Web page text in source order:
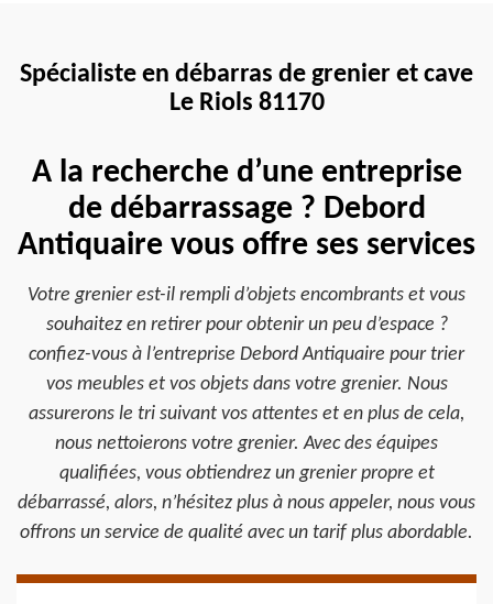
Spécialiste en débarras de grenier et cave
Le Riols 81170
A la recherche d’une entreprise
de débarrassage ? Debord
Antiquaire vous offre ses services
Votre grenier est-il rempli d’objets encombrants et vous
souhaitez en retirer pour obtenir un peu d’espace ?
confiez-vous à l’entreprise Debord Antiquaire pour trier
vos meubles et vos objets dans votre grenier. Nous
assurerons le tri suivant vos attentes et en plus de cela,
nous nettoierons votre grenier. Avec des équipes
qualifiées, vous obtiendrez un grenier propre et
débarrassé, alors, n’hésitez plus à nous appeler, nous vous
offrons un service de qualité avec un tarif plus abordable.